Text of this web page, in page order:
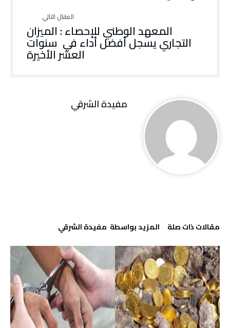
المعهد الوطني للإحصاء : الميزان
التجاري يسجل أفضل أداء في سنوات
العشر الأخيرة
مفيدة الشرقي
‫مقالات ذات صلة‬ ‫‫المزيد بواسطة‬ ‬ مفيدة الشرقي